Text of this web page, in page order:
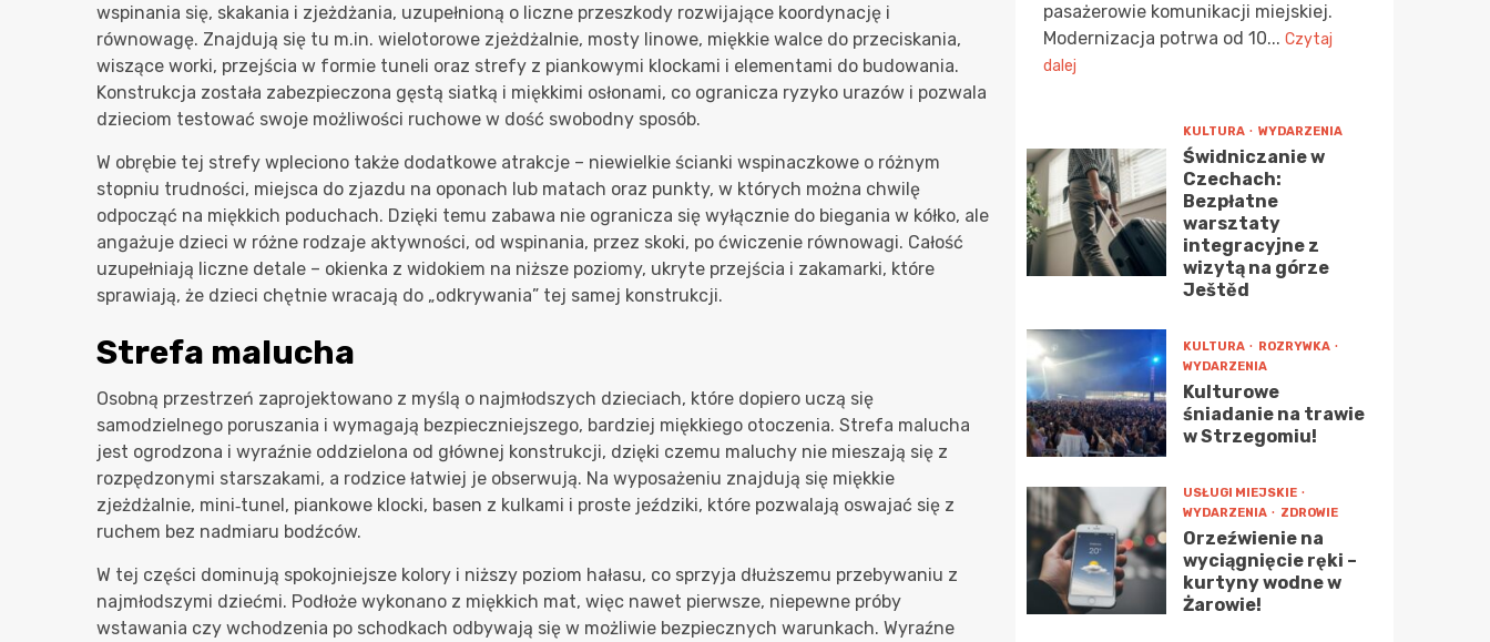
wspinania się, skakania i zjeżdżania, uzupełnioną o liczne przeszkody rozwijające koordynację i
równowagę. Znajdują się tu m.in. wielotorowe zjeżdżalnie, mosty linowe, miękkie walce do przeciskania,
wiszące worki, przejścia w formie tuneli oraz strefy z piankowymi klockami i elementami do budowania.
Konstrukcja została zabezpieczona gęstą siatką i miękkimi osłonami, co ogranicza ryzyko urazów i pozwala
dzieciom testować swoje możliwości ruchowe w dość swobodny sposób.
W obrębie tej strefy wpleciono także dodatkowe atrakcje – niewielkie ścianki wspinaczkowe o różnym
stopniu trudności, miejsca do zjazdu na oponach lub matach oraz punkty, w których można chwilę
odpocząć na miękkich poduchach. Dzięki temu zabawa nie ogranicza się wyłącznie do biegania w kółko, ale
angażuje dzieci w różne rodzaje aktywności, od wspinania, przez skoki, po ćwiczenie równowagi. Całość
uzupełniają liczne detale – okienka z widokiem na niższe poziomy, ukryte przejścia i zakamarki, które
sprawiają, że dzieci chętnie wracają do „odkrywania” tej samej konstrukcji.
Strefa malucha
Osobną przestrzeń zaprojektowano z myślą o najmłodszych dzieciach, które dopiero uczą się
samodzielnego poruszania i wymagają bezpieczniejszego, bardziej miękkiego otoczenia. Strefa malucha
jest ogrodzona i wyraźnie oddzielona od głównej konstrukcji, dzięki czemu maluchy nie mieszają się z
rozpędzonymi starszakami, a rodzice łatwiej je obserwują. Na wyposażeniu znajdują się miękkie
zjeżdżalnie, mini‑tunel, piankowe klocki, basen z kulkami i proste jeździki, które pozwalają oswajać się z
ruchem bez nadmiaru bodźców.
W tej części dominują spokojniejsze kolory i niższy poziom hałasu, co sprzyja dłuższemu przebywaniu z
najmłodszymi dziećmi. Podłoże wykonano z miękkich mat, więc nawet pierwsze, niepewne próby
wstawania czy wchodzenia po schodkach odbywają się w możliwie bezpiecznych warunkach. Wyraźne
pasażerowie komunikacji miejskiej.
Modernizacja potrwa od 10... Czytaj
dalej
KULTURA WYDARZENIA
Świdniczanie w
Czechach:
Bezpłatne
warsztaty
integracyjne z
wizytą na górze
Ještěd
KULTURA
ROZRYWKA
WYDARZENIA
Kulturowe
śniadanie na trawie
w Strzegomiu!
USŁUGI MIEJSKIE
WYDARZENIA
ZDROWIE
Orzeźwienie na
wyciągnięcie ręki –
kurtyny wodne w
Żarowie!